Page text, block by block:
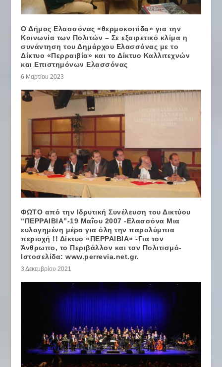
Ο Δήμος Ελασσόνας «θερμοκοιτίδα» για την
Κοινωνία των Πολιτών – Σε εξαιρετικό κλίμα η
συνάντηση του Δημάρχου Ελασσόνας με το
Δίκτυο «Περραιβία» και το Δίκτυο Καλλιτεχνών
και Επιστημόνων Ελασσόνας
6 Μαρτίου 2023
ΦΩΤΟ από την Ιδρυτική Συνέλευση του Δικτύου
“ΠΕΡΡΑΙΒΙΑ”-19 Μαΐου 2007 -Ελασσόνα Μια
ευλογημένη μέρα για όλη την παρολύμπια
περιοχή !! Δίκτυο «ΠΕΡΡΑΙΒΙΑ» -Για τον
Άνθρωπο, το Περιβάλλον και τον Πολιτισμό-
Ιστοσελίδα: www.perrevia.net.gr.
3 Δεκεμβρίου 2021